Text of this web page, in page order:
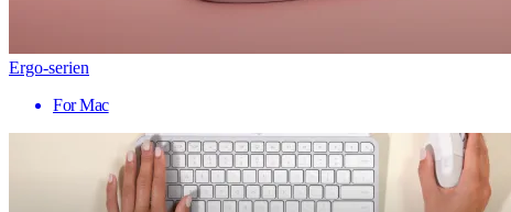
Ergo-serien
For Mac